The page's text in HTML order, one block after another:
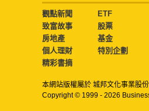
觀點新聞
ETF
致富故事
股票
房地產
基金
個人理財
特別企劃
精彩書摘
本網站版權屬於 城邦文化事業股
Copyright © 1999 - 2026